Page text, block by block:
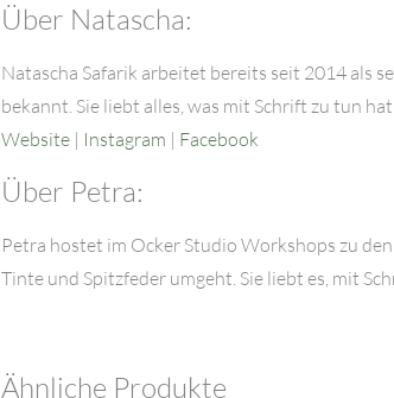
Über Natascha:
Natascha Safarik arbeitet bereits seit 2014 als
bekannt. Sie liebt alles, was mit Schrift zu tun
Website| Instagram | Facebook
Über Petra:
Petra hostet im Ocker Studio Workshops zu
Tinte und Spitzfeder umgeht. Sie liebt es, mit
Ähnliche Produkte